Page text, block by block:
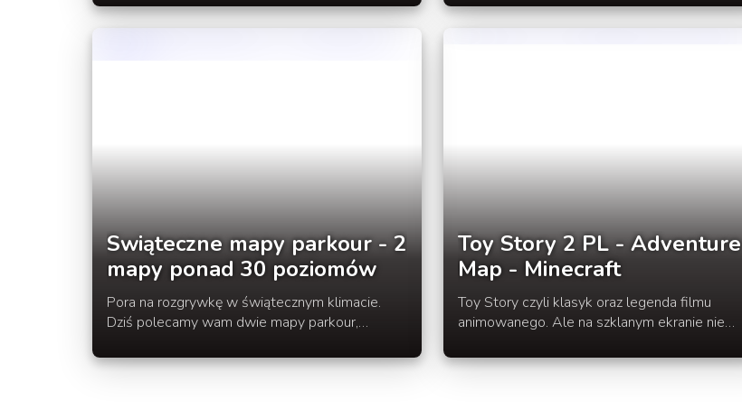
przedstawiającą wiele wariantów łóżek, które i
Ty możesz stworzyć na swojej mapie.
idealne rzeczy do udekorowania mapy na
serwerze.
Swiąteczne mapy parkour - 2
mapy ponad 30 poziomów
Pora na rozgrywkę w świątecznym klimacie.
Dziś polecamy wam dwie mapy parkour,
25 mini parkourów połączonych między sobą.
Toy Story 2 PL - Adventure
Map - Minecraft
Toy Story czyli klasyk oraz legenda filmu
animowanego. Ale na szklanym ekranie nie
astronauty Buzz'a oraz reszty zabawek